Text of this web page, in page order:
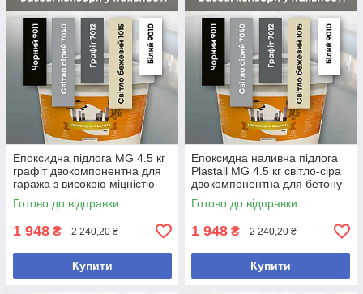
Епоксидна підлога MG 4.5 кг
графіт двокомпонентна для
гаража з високою міцністю
Готово до відправки
1 948 ₴ 2 240,20 ₴
Купити
Епоксидна наливна підлога
Plastall MG 4.5 кг світло-сіра
двокомпонентна для бетону
самовирівнювальна
Готово до відправки
1 948 ₴ 2 240,20 ₴
Купити